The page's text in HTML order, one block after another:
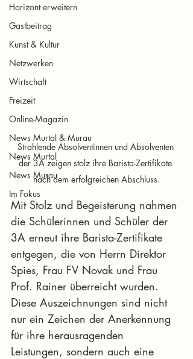
Horizont erweitern
Gastbeitrag
Kunst & Kultur
Netzwerken
Wirtschaft
Freizeit
Online-Magazin
News Murtal & Murau
News Murtal
News Murau
Im Fokus
Strahlende Absolventinnen und Absolventen
der 3A zeigen stolz ihre Barista-Zertifikate
nach dem erfolgreichen Abschluss.
Mit Stolz und Begeisterung nahmen
die Schülerinnen und Schüler der
3A erneut ihre Barista-Zertifikate
entgegen, die von Herrn Direktor
Spies, Frau FV Novak und Frau
Prof. Rainer überreicht wurden.
Diese Auszeichnungen sind nicht
nur ein Zeichen der Anerkennung
für ihre herausragenden
Leistungen, sondern auch eine